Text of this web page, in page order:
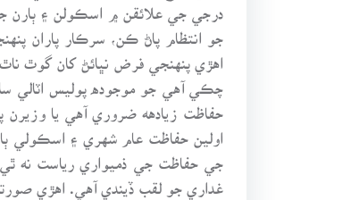
درجي جي علائقن ۾ اسڪولن ۽ ٻارن
جو انتظام پاڻ ڪن، سرڪار پاران
اهڙي پنهنجي فرض نڀائڻ کان گوٿ
چڪي آهي جو موجوده پوليس
حفاظت زيادهه ضروري آهي يا
اولين حفاظت عام شهري ۽ اسڪولي
جي حفاظت جي ذميواري رياست نه ٿي
غداري جو لقب ڏيندي آهي. اهڙي